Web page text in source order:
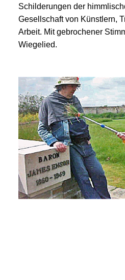
Schilderungen der
Gesellschaft von Künstlern,
Arbeit. Mit gebrochener
Wiegelied.